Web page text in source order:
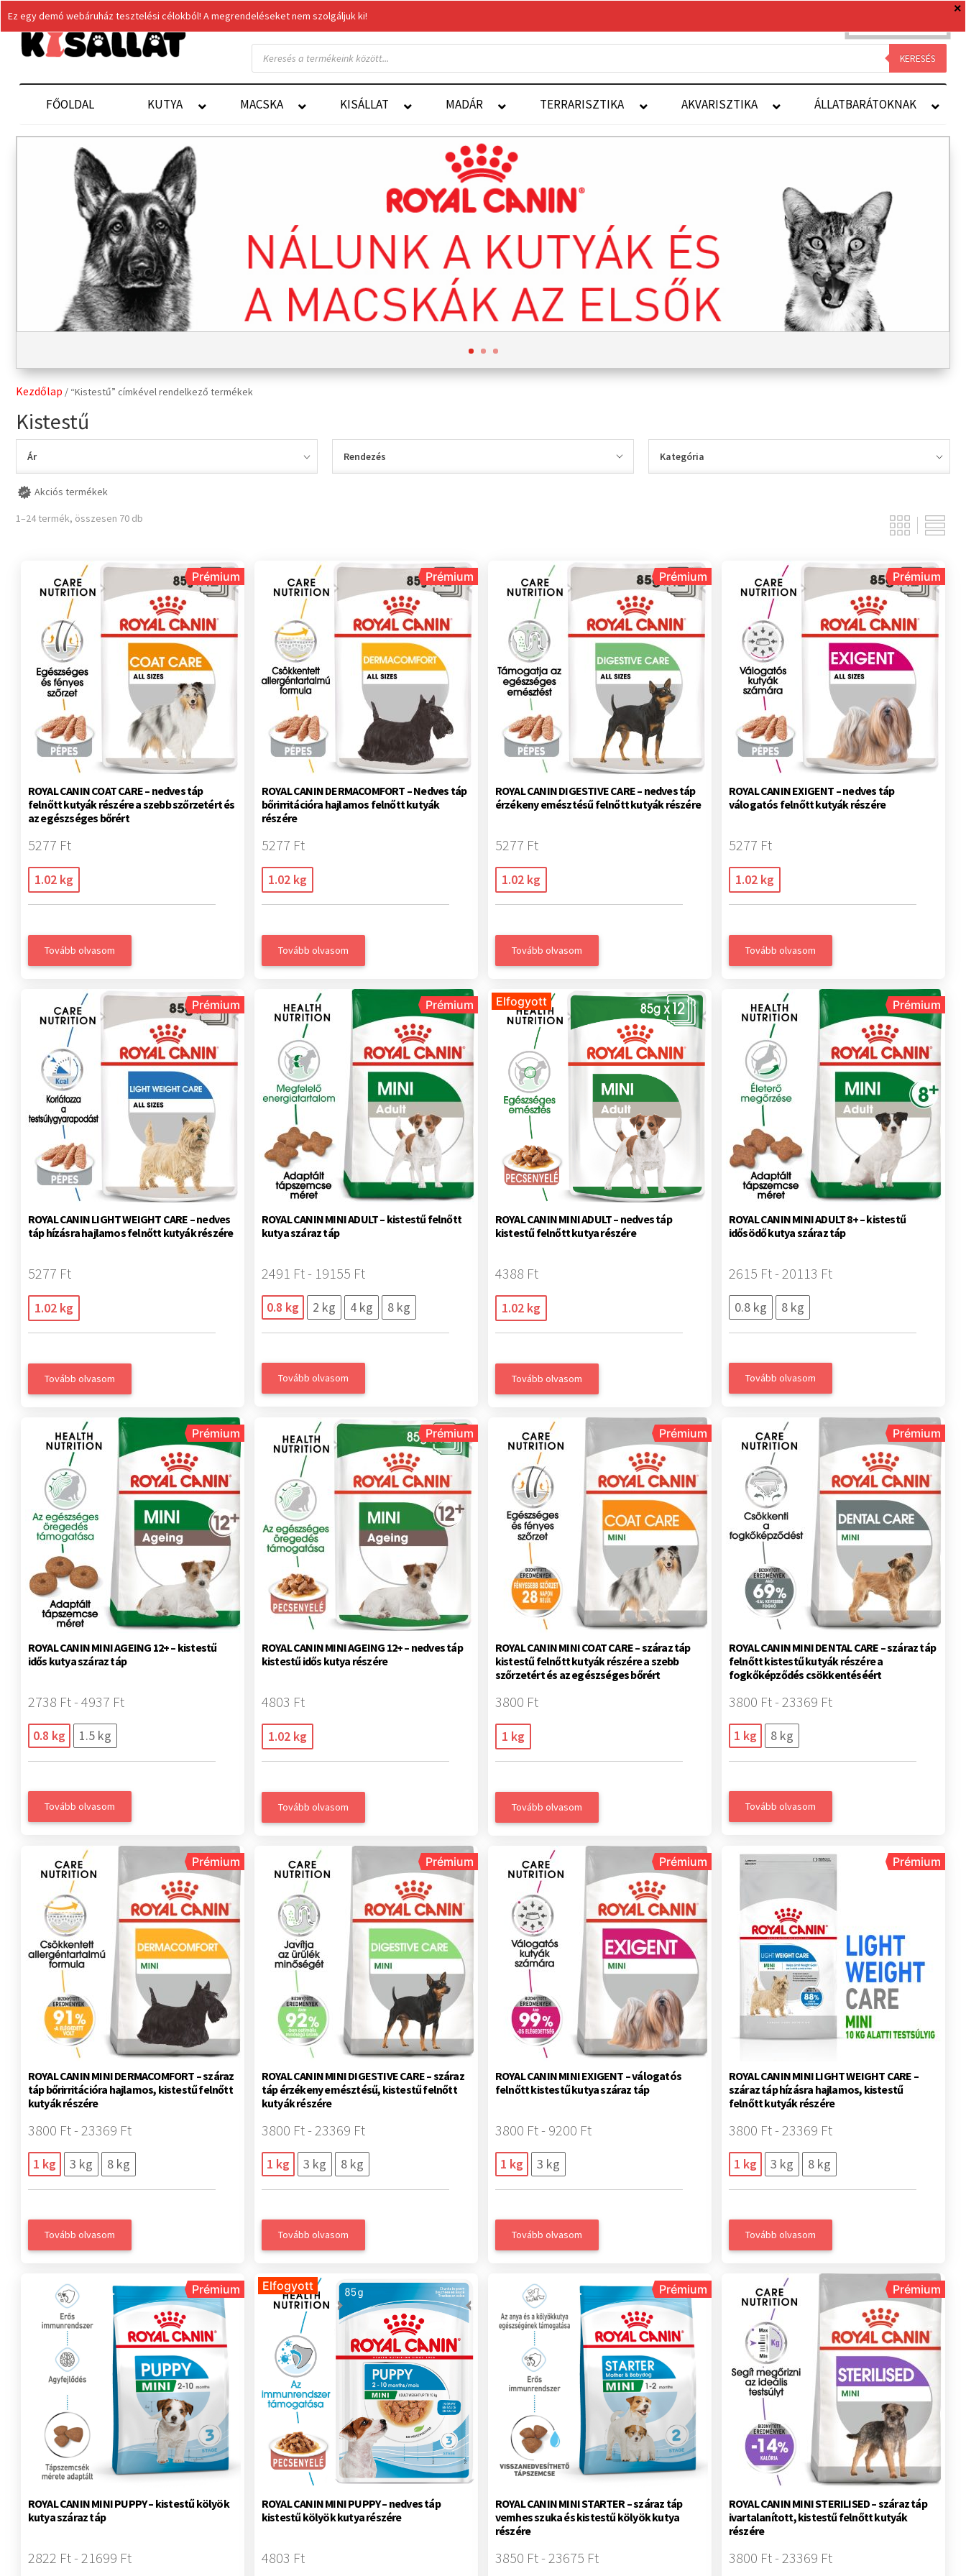
Products
search KERESÉS
FŐOLDAL KUTYA MACSKA KISÁLLAT MADÁR TERRARISZTIKA AKVARISZTIKA ÁLLATBARÁTOKNAK
Kezdőlap / “Kistestű” címkével rendelkező termékek
Kistestű
Ár Rendezés Kategória
Akciós termékek
1–24 termék, összesen 70 db
Prémium
ROYAL CANIN COAT CARE – nedves táp
felnőtt kutyák részére a szebb szőrzetért és
az egészséges bőrért
5277 Ft
1.02 kg
Tovább olvasom
Prémium
ROYAL CANIN DERMACOMFORT – Nedves táp
bőrirritációra hajlamos felnőtt kutyák
részére
5277 Ft
1.02 kg
Tovább olvasom
Prémium
ROYAL CANIN DIGESTIVE CARE – nedves táp
érzékeny emésztésű felnőtt kutyák részére
5277 Ft
1.02 kg
Tovább olvasom
Prémium
ROYAL CANIN EXIGENT – nedves táp
válogatós felnőtt kutyák részére
5277 Ft
1.02 kg
Tovább olvasom
Prémium
ROYAL CANIN LIGHT WEIGHT CARE – nedves
táp hízásra hajlamos felnőtt kutyák részére
5277 Ft
1.02 kg
Tovább olvasom
Prémium
ROYAL CANIN MINI ADULT – kistestű felnőtt
kutya száraz táp
2491 Ft - 19155 Ft
0.8 kg 2 kg 4 kg 8 kg
Tovább olvasom
Elfogyott
ROYAL CANIN MINI ADULT – nedves táp
kistestű felnőtt kutya részére
4388 Ft
1.02 kg
Tovább olvasom
Prémium
ROYAL CANIN MINI ADULT 8+ – kistestű
idősödő kutya száraz táp
2615 Ft - 20113 Ft
0.8 kg 8 kg
Tovább olvasom
Prémium
ROYAL CANIN MINI AGEING 12+ – kistestű
idős kutya száraz táp
2738 Ft - 4937 Ft
0.8 kg 1.5 kg
Tovább olvasom
Prémium
ROYAL CANIN MINI AGEING 12+ – nedves táp
kistestű idős kutya részére
4803 Ft
1.02 kg
Tovább olvasom
Prémium
ROYAL CANIN MINI COAT CARE – száraz táp
kistestű felnőtt kutyák részére a szebb
szőrzetért és az egészséges bőrért
3800 Ft
1 kg
Tovább olvasom
Prémium
ROYAL CANIN MINI DENTAL CARE – száraz táp
felnőtt kistestű kutyák részére a
fogkőképződés csökkentéséért
3800 Ft - 23369 Ft
1 kg 8 kg
Tovább olvasom
Prémium
ROYAL CANIN MINI DERMACOMFORT – száraz
táp bőrirritációra hajlamos, kistestű felnőtt
kutyák részére
3800 Ft - 23369 Ft
1 kg 3 kg 8 kg
Tovább olvasom
Prémium
ROYAL CANIN MINI DIGESTIVE CARE – száraz
táp érzékeny emésztésű, kistestű felnőtt
kutyák részére
3800 Ft - 23369 Ft
1 kg 3 kg 8 kg
Tovább olvasom
Prémium
ROYAL CANIN MINI EXIGENT – válogatós
felnőtt kistestű kutya száraz táp
3800 Ft - 9200 Ft
1 kg 3 kg
Tovább olvasom
Prémium
ROYAL CANIN MINI LIGHT WEIGHT CARE –
száraz táp hízásra hajlamos, kistestű
felnőtt kutyák részére
3800 Ft - 23369 Ft
1 kg 3 kg 8 kg
Tovább olvasom
Prémium
ROYAL CANIN MINI PUPPY – kistestű kölyök
kutya száraz táp
2822 Ft - 21699 Ft
Elfogyott
ROYAL CANIN MINI PUPPY – nedves táp
kistestű kölyök kutya részére
4803 Ft
Prémium
ROYAL CANIN MINI STARTER – száraz táp
vemhes szuka és kistestű kölyök kutya
részére
3850 Ft - 23675 Ft
Prémium
ROYAL CANIN MINI STERILISED – száraz táp
ivartalanított, kistestű felnőtt kutyák
részére
3800 Ft - 23369 Ft
Ez egy demó webáruház tesztelési célokból! A megrendeléseket nem szolgáljuk ki!